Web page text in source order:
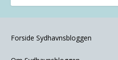
Forside Sydhavnsbloggen